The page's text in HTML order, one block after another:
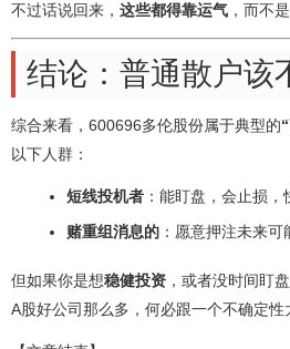
不过话说回来， 这些都得靠运气 ，而不
结论：普通散户该
综合来看，600696多伦股份属于典型的
以下人群：
短线投机者 ：能盯盘，会止损，
赌重组消息的 ：愿意押注未来可
但如果你是想稳健投资 ，或者没时间盯
A股好公司那么多，何必跟一个不确定性